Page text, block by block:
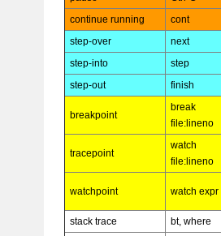
continue running
cont
step-over
next
step-into
step
step-out
finish
breakpoint
break
file:lineno
tracepoint
watch
file:lineno
watchpoint watch expr
stack trace
bt, where